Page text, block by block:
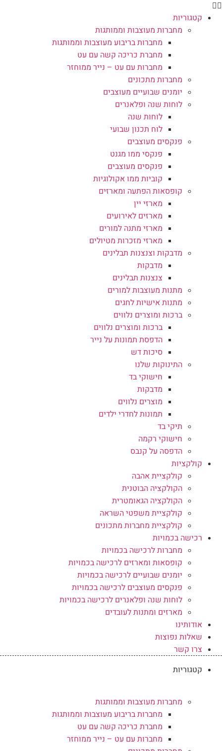
קטגוריות
מחברות מעוצבות וממותגות
מחברות בריבוע מעוצבות וממותגות
מחברת כריכה קשה עם עט
מחברות עם עט – נייר ממוחזר
מחברות מתכונים
יומנים שבועיים מעוצבים
לוחות שנה ופלאנרים
לוחות שנה
לוח תכנון שבועי
פנקסים מעוצבים
פנקסי ממו מגנט
פנקסים מעוצבים
קוביות ממו אקולוגיות
קופסאות הפתעה ומארזים
מארזי יין
מארזים לאירועים
מארזי מתנה למורים
מארזי מזכרות מטיולים
מדבקות וצנצנות תבלינים
מדבקות
צנצנות תבלינים
מתנות מעוצבות למורים
מתנות אישיות לחגים
ברכות ומוצרים נלווים
ברכות ומוצרים נלווים
הדפסת תמונות על נייר
סיכות דש
התינוקות שלנו
חישוקי בד
מדבקות
מוצרים נלווים
תמונות לחדרי ילדים
תיקי בד
חישוקי רקמה
הדפסה על קנבס
קולקציות
קולקציית אהבה
הקולקציה הבוטנית
הקולקציה הגאומטרית
קולקציית משפטי השראה
קולקציית מחברות מתכונים
רכישה בכמויות
מחברות לרכישה בכמויות
קופסאות ומארזים לרכישה בכמויות
יומנים שבועיים לרכישה בכמויות
פנקסים מעוצבים לרכישה בכמויות
לוחות שנה ופלאנרים לרכישה בכמויות
מארזים ומתנות לעובדים
אודותינו
שאלות נפוצות
צרו קשר
קטגוריות
מחברות מעוצבות וממותגות
מחברות בריבוע מעוצבות וממותגות
מחברת כריכה קשה עם עט
מחברות עם עט – נייר ממוחזר